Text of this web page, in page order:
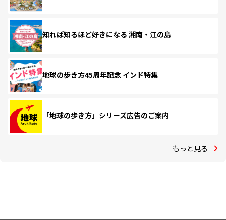
知れば知るほど好きになる 湘南・江の島
地球の歩き方45周年記念 インド特集
「地球の歩き方」シリーズ広告のご案内
もっと見る